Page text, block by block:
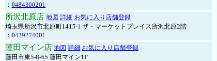
： 0484300201
所沢北原店 地図 詳細 お気に入り店舗登録
埼玉県所沢市北原町1415-1 ザ・マーケットプレイス所沢北原2階
： 0429274001
蓮田マイン店 地図 詳細 お気に入り店舗登録
蓮田市東5-8-65 蓮田マイン1F